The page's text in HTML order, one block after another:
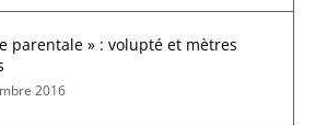
parentale » : volupté et mètres
2016